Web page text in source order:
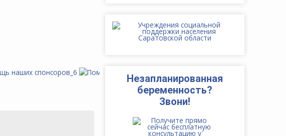
Незапланированная
беременность?
Звони!